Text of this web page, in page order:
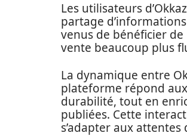
Les utilisateurs
partage
venus de bénéficier de
vente beaucoup plus
La dynamique entre
plateforme répond
durabilité, tout en
publiées. Cette
s’adapter aux